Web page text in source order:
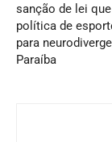
sanção de lei
política de
para
Paraíba